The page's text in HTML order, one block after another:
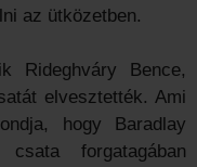
az ütközetben.
Rideghváry Bence,
elvesztették. Ami
hogy Baradlay
forgatagában